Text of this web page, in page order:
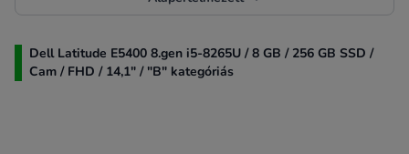
Dell Latitude E5400 8.gen i5-8265U / 8 GB / 256 GB SSD /
Cam / FHD / 14,1" / "B" kategóriás